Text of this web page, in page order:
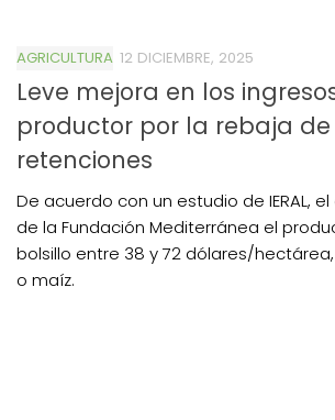
AGRICULTURA 12 DICIEMBRE, 2025
Leve mejora en los
productor por la rebaja de
retenciones
De acuerdo con un estudio de IERAL,
de la Fundación Mediterránea el
bolsillo entre 38 y 72 dólares/
o maíz.